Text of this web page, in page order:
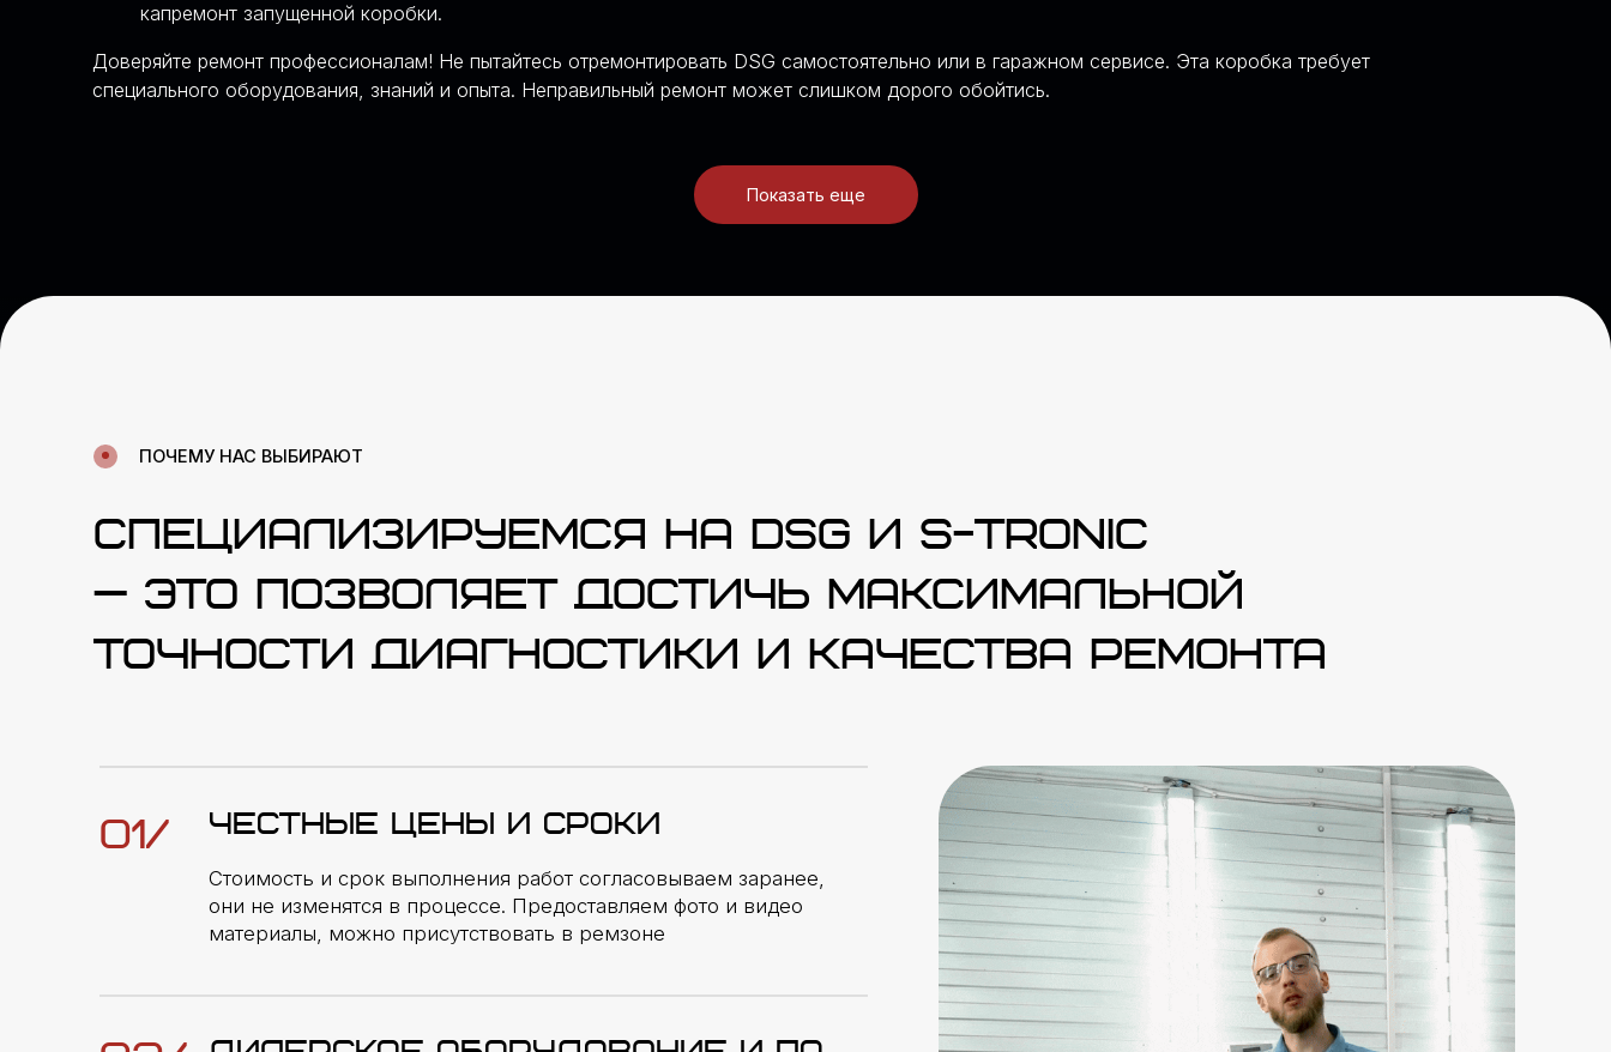
капремонт запущенной коробки.
Доверяйте ремонт профессионалам! Не пытайтесь отремонтировать DSG самостоятельно или в гаражном сервисе. Эта коробка требует
специального оборудования, знаний и опыта. Неправильный ремонт может слишком дорого обойтись.
Показать еще
— ЭТО ПОЗВОЛЯЕТ ДОСТИЧЬ МАКСИМАЛЬНОЙ
02/
они не изменятся в процессе. Предоставляем фото и видео
ДИЛЕРСКОЕ ОБОРУДОВАНИЕ И ПО
ПОЧЕМУ НАС ВЫБИРАЮТ
В автосервисе есть стенды для проверки электрической,
гидравлической и механической частей КПП, а также
Платы мехатроника, гидравлические плиты, вилки передач,
первичные валы, гидроаккумуляторы всегда в наличии
по адекватным ценам
Посмотрите короткое видео, 0:56
04/ ВЕЖЛИВЫЕ И ОПЫТНЫЕ МАСТЕРА